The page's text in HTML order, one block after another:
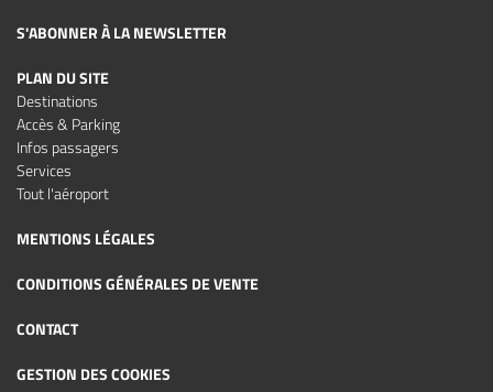
S'ABONNER À LA NEWSLETTER
PLAN DU SITE
Destinations
Accès & Parking
Infos passagers
Services
Tout l'aéroport
MENTIONS LÉGALES
CONDITIONS GÉNÉRALES DE VENTE
CONTACT
GESTION DES COOKIES